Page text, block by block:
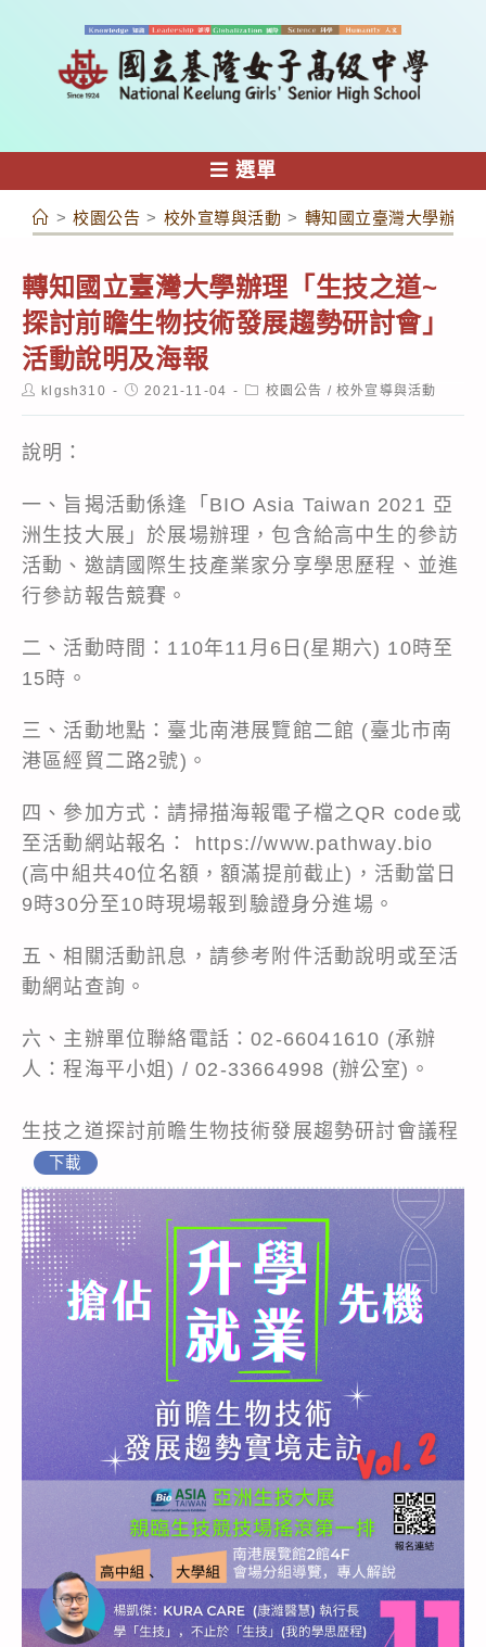
容
選單
> 校園公告 > 校外宣導與活動 > 轉知國立臺灣大學辦理
轉知國立臺灣大學辦理「生技之道~
探討前瞻生物技術發展趨勢研討會」
活動說明及海報
Postklgsh310
Post2021-11-04
Post校園公告 / 校外宣導與活動
說明：
一、旨揭活動係逢「BIO Asia Taiwan 2021 亞
洲生技大展」於展場辦理，包含給高中生的參訪
活動、邀請國際生技產業家分享學思歷程、並進
行參訪報告競賽。
二、活動時間：110年11月6日(星期六) 10時至
15時。
三、活動地點：臺北南港展覽館二館 (臺北市南
港區經貿二路2號)。
四、參加方式：請掃描海報電子檔之QR code或
至活動網站報名： https://www.pathway.bio
(高中組共40位名額，額滿提前截止)，活動當日
9時30分至10時現場報到驗證身分進場。
五、相關活動訊息，請參考附件活動說明或至活
動網站查詢。
六、主辦單位聯絡電話：02-66041610 (承辦
人：程海平小姐) / 02-33664998 (辦公室)。
生技之道探討前瞻生物技術發展趨勢研討會議程
下載